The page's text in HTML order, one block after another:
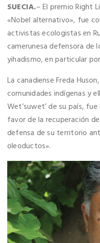
SUECIA.– El premio Right
«Nobel alternativo», fue
activistas ecologistas en
camerunesa defensora de
yihadismo, en particular
La canadiense Freda
comunidades indígenas y
Wet’suwet’ de su país,
favor de la recuperación
defensa de su territorio
oleoductos».